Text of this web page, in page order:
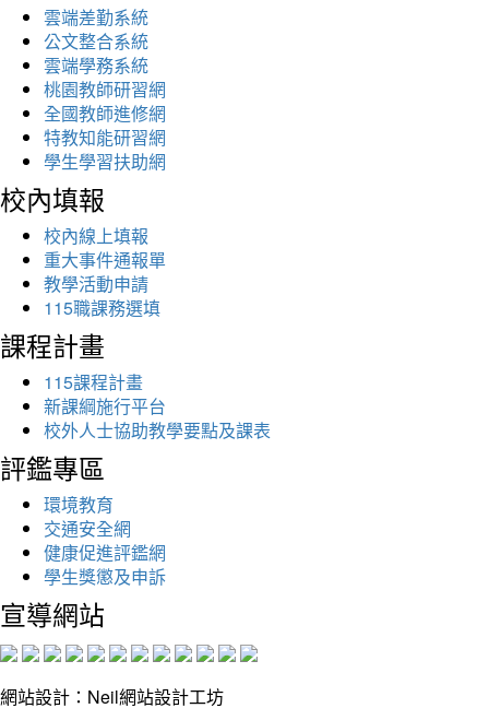
雲端差勤系統
公文整合系統
雲端學務系統
桃園教師研習網
全國教師進修網
特教知能研習網
學生學習扶助網
校內填報
校內線上填報
重大事件通報單
教學活動申請
115職課務選填
課程計畫
115課程計畫
新課綱施行平台
校外人士協助教學要點及課表
評鑑專區
環境教育
交通安全網
健康促進評鑑網
學生獎懲及申訴
宣導網站
網站設計：Neil網站設計工坊